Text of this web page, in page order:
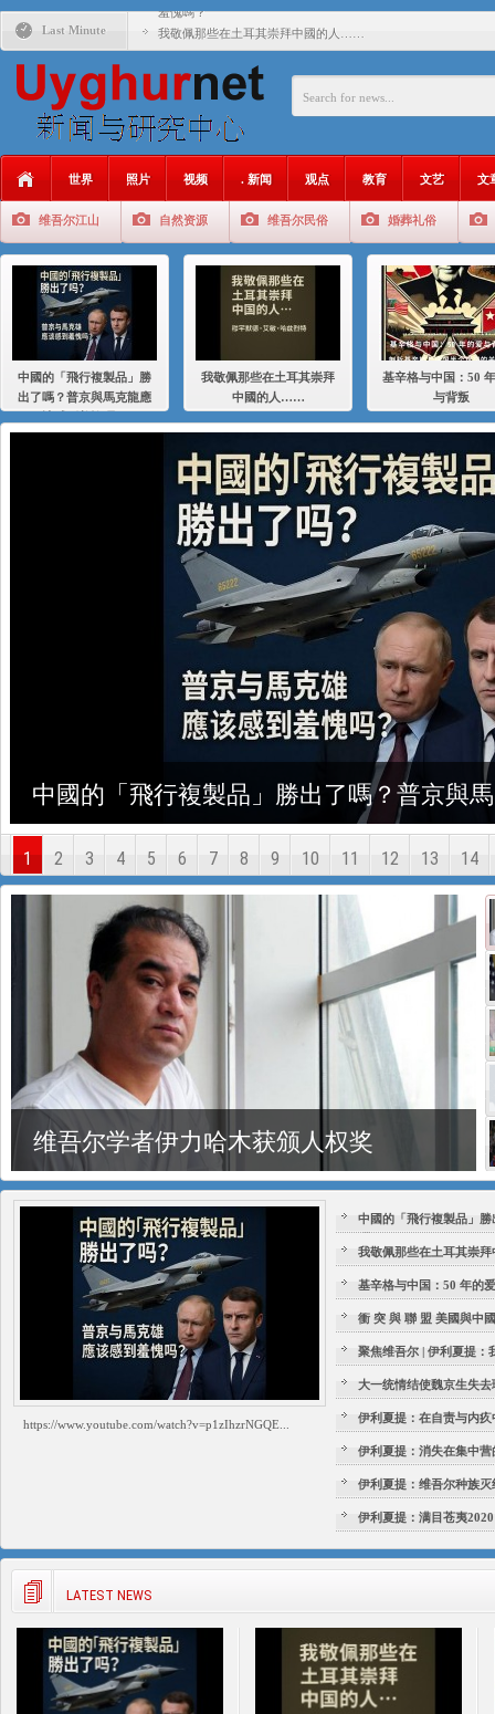
Last Minute
羞愧嗎？
我敬佩那些在土耳其崇拜中國的人……
基辛格与中国：50 年的爱与背叛
年的百年關係
大一统情结使魏京生失去理智 / 伊利夏提
伊利夏提：在自责与内疚中的挣扎
伊利夏提：消失在集中营的红衣女孩
伊利夏提：维吾尔种族灭绝
世界 照片 视频 . 新闻 观点 教育 文艺 文
维吾尔江山 自然资源 维吾尔民俗 婚葬礼俗
中國的「飛行複製品」勝
出了嗎？普京與馬克龍應
我敬佩那些在土耳其崇拜
中國的人……
基辛格与中国：50
与背叛
我敬佩那些在土耳其崇拜中國的人……
1 2 3 4 5 6 7 8 9 10 11 12 13 14
维吾尔学者伊力哈木获颁人权奖
https://www.youtube.com/watch?v=p1zIhzrNGQE...
中國的「飛行複製品」
我敬佩那些在土耳其崇
基辛格与中国：50 年的
衝 突 與 聯 盟 美國與中
聚焦维吾尔 | 伊利夏提：
大一统情结使魏京生失
伊利夏提：在自责与内疚
伊利夏提：消失在集中营
伊利夏提：维吾尔种族灭
伊利夏提：满目苍夷
LATEST NEWS